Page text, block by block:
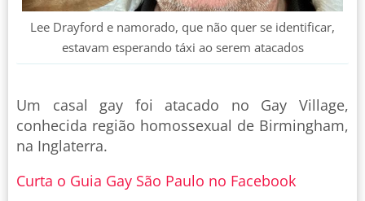
Lee Drayford e namorado, que não quer se identificar,
estavam esperando táxi ao serem atacados
Um casal gay foi atacado no Gay Village,
conhecida região homossexual de Birmingham,
na Inglaterra.
Curta o Guia Gay São Paulo no Facebook